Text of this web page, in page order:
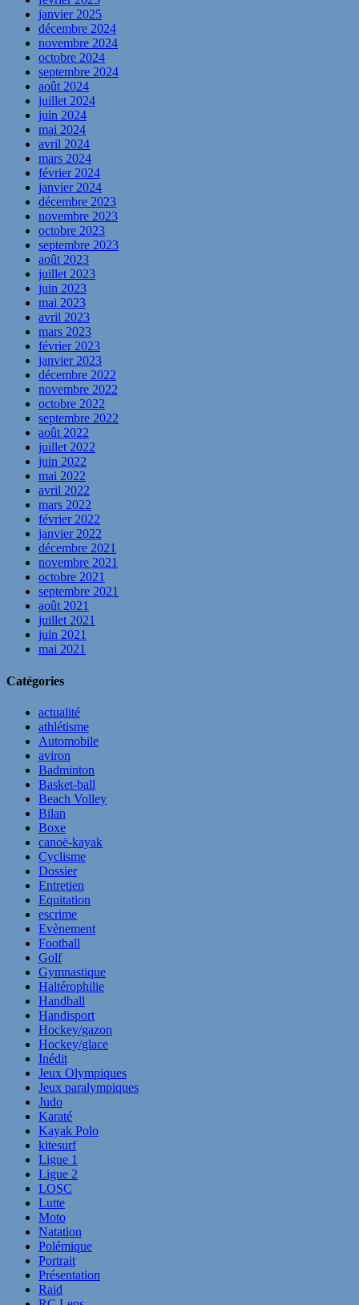
janvier 2025
décembre 2024
novembre 2024
octobre 2024
septembre 2024
août 2024
juillet 2024
juin 2024
mai 2024
avril 2024
mars 2024
février 2024
janvier 2024
décembre 2023
novembre 2023
octobre 2023
septembre 2023
août 2023
juillet 2023
juin 2023
mai 2023
avril 2023
mars 2023
février 2023
janvier 2023
décembre 2022
novembre 2022
octobre 2022
septembre 2022
août 2022
juillet 2022
juin 2022
mai 2022
avril 2022
mars 2022
février 2022
janvier 2022
décembre 2021
novembre 2021
octobre 2021
septembre 2021
août 2021
juillet 2021
juin 2021
mai 2021
Catégories
actualité
athlétisme
Automobile
aviron
Badminton
Basket-ball
Beach Volley
Bilan
Boxe
canoë-kayak
Cyclisme
Dossier
Entretien
Equitation
escrime
Evènement
Football
Golf
Gymnastique
Haltérophilie
Handball
Handisport
Hockey/gazon
Hockey/glace
Inédit
Jeux Olympiques
Jeux paralympiques
Judo
Karaté
Kayak Polo
kitesurf
Ligue 1
Ligue 2
LOSC
Lutte
Moto
Natation
Polémique
Portrait
Présentation
Raid